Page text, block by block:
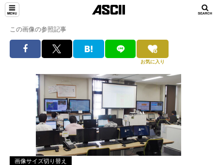
この画像の参照記事
お気に入り
画像サイズ切り替え